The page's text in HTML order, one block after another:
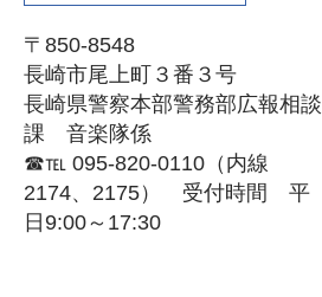
〒850-8548
長崎市尾上町３番３号
長崎県警察本部警務部広報相談
課 音楽隊係
☎℡ 095-820-0110（内線
2174、2175） 受付時間 平
日9:00～17:30